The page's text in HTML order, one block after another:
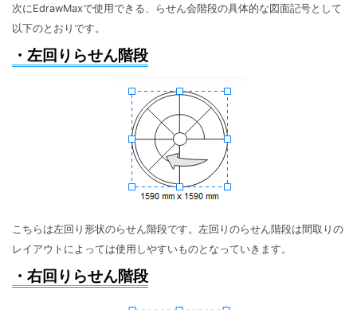
次にEdrawMaxで使用できる、らせん会階段の具体的な図面記号として
以下のとおりです。
・左回りらせん階段
こちらは左回り形状のらせん階段です。左回りのらせん階段は間取りの
レイアウトによっては使用しやすいものとなっていきます。
・右回りらせん階段